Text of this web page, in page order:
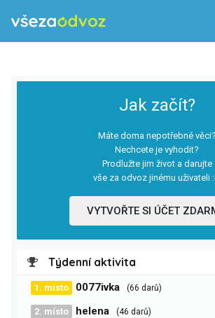
Jak začít?
Máte doma nepotřebné věci?
Nechcete je vyhodit?
Prodlužte jim život a darujte
vše za odvoz jinému uživateli
VYTVOŘTE SI ÚČET
Týdenní aktivita
1. místo 0077ivka (66 darů)
2. místo helena (46 darů)